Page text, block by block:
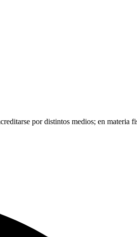
por distintos medios; en materia